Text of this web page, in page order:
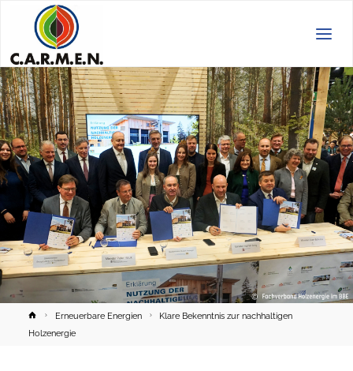
HomeErneuerbare Energien
Klare Bekenntnis zur nachhaltigen
Holzenergie